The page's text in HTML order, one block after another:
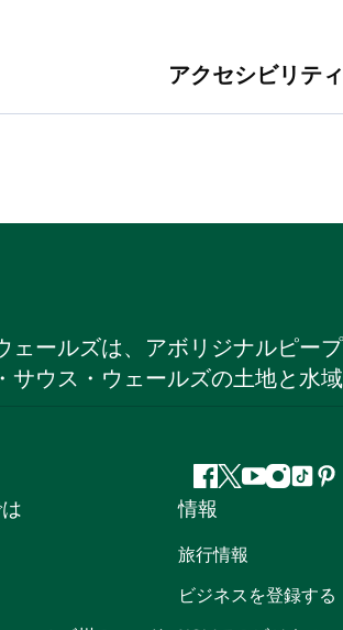
アクセシビリティ
ールズは、アボリジナルピー
サウス・ウェールズの土地と水
フ
ェ
イ
ス
ブ
ッ
ツ
ッ
ー
ユ
ー
ブ
イ
グ
ラ
テ
ト
ピ
ス
情報
旅行情報
ビジネスを登録する